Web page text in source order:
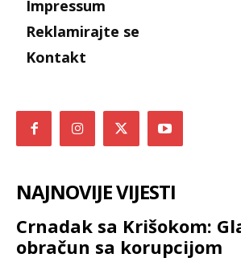
Impressum
Reklamirajte se
Kontakt
NAJNOVIJE VIJESTI
Crnadak sa Krišokom:
obračun sa korupcijom